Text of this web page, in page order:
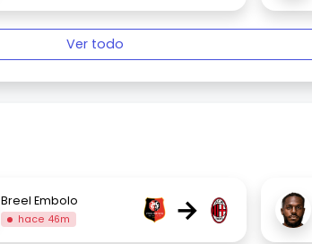
Ver todo
Breel Embolo
hace 46m →